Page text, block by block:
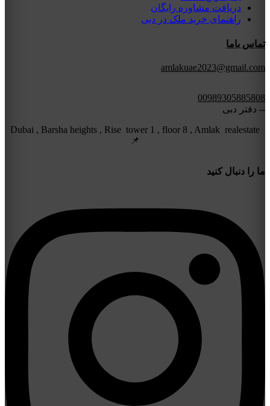
دریافت مشاوره رایگان
راهنمای خرید ملک در دبی
تماس باما
amlakuae2023@gmail.com
00989305885808
-- دفتر دبی
Dubai , Barsha heights , Rise tower 1 , floor 8 , Amlak realestate
📌
ما را دنبال کنید